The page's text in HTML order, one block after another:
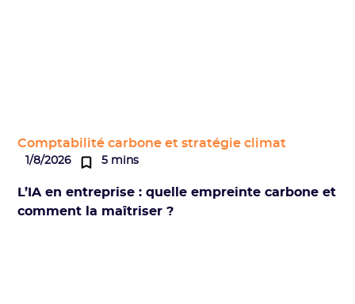
Comptabilité carbone et stratégie climat
1/8/2026 5 mins
L’IA en entreprise : quelle empreinte carbone et
comment la maîtriser ?